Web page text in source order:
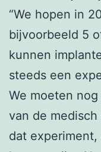
“We hopen in
bijvoorbeeld 5
kunnen
steeds een
We moeten
van de
dat